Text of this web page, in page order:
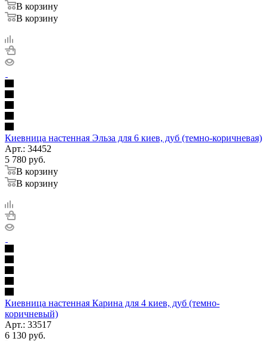
В корзину
В корзину
Киевница настенная Эльза для 6 киев, дуб (темно-коричневая)
Арт.: 34452
5 780 руб.
В корзину
В корзину
Киевница настенная Карина для 4 киев, дуб (темно-
коричневый)
Арт.: 33517
6 130 руб.